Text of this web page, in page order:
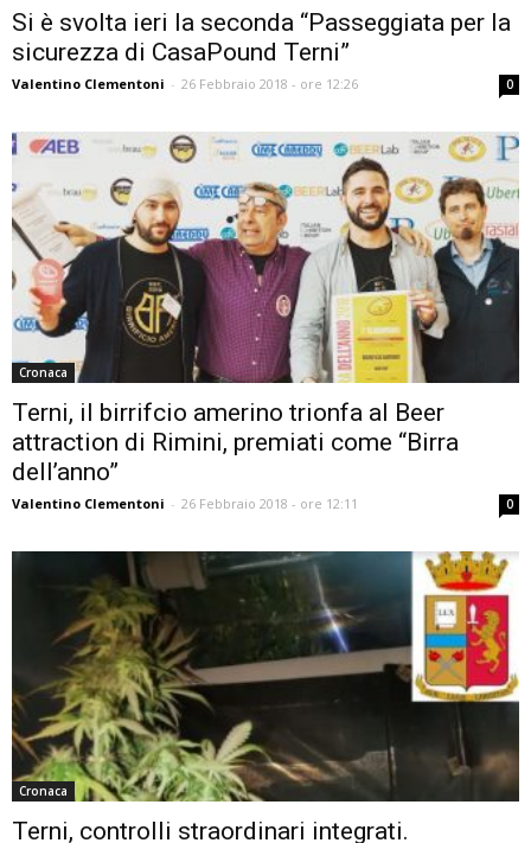
Si è svolta ieri la seconda “Passeggiata per la
sicurezza di CasaPound Terni”
Valentino Clementoni - 26 Febbraio 2018 - ore 12:26 0
Cronaca
Terni, il birrifcio amerino trionfa al Beer
attraction di Rimini, premiati come “Birra
dell’anno”
Valentino Clementoni - 26 Febbraio 2018 - ore 12:11 0
Cronaca
Terni, controlli straordinari integrati.